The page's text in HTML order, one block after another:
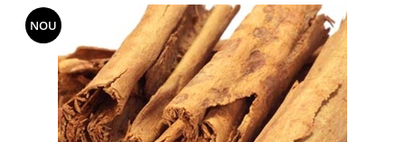
FRUCTE LA CONSERVĂ
OȚETURI ȘI SOSURI
SOSURI
FĂINĂ FĂRĂ GLUTEN
BĂUTURI / LAPTE VEGETAL
OREZ ȘI CEREALE
NOU